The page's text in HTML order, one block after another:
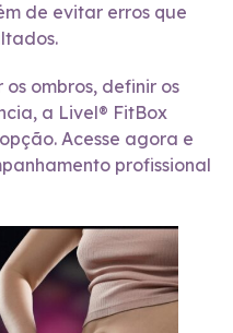
de evitar erros que
ombros, definir os
a Livel® FitBox
Acesse agora e
profissional